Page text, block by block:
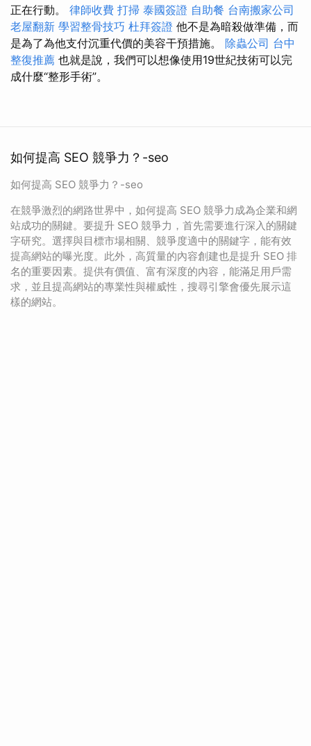
正在行動。 律師收費 打掃 泰國簽證 自助餐 台南搬家公司
老屋翻新 學習整骨技巧 杜拜簽證 他不是為暗殺做準備，而
是為了為他支付沉重代價的美容干預措施。 除蟲公司 台中
整復推薦 也就是說，我們可以想像使用19世紀技術可以完
成什麼“整形手術”。
如何提高 SEO 競爭力？-seo
如何提高 SEO 競爭力？-seo
在競爭激烈的網路世界中，如何提高 SEO 競爭力成為企業和網
站成功的關鍵。要提升 SEO 競爭力，首先需要進行深入的關鍵
字研究。選擇與目標市場相關、競爭度適中的關鍵字，能有效
提高網站的曝光度。此外，高質量的內容創建也是提升 SEO 排
名的重要因素。提供有價值、富有深度的內容，能滿足用戶需
求，並且提高網站的專業性與權威性，搜尋引擎會優先展示這
樣的網站。